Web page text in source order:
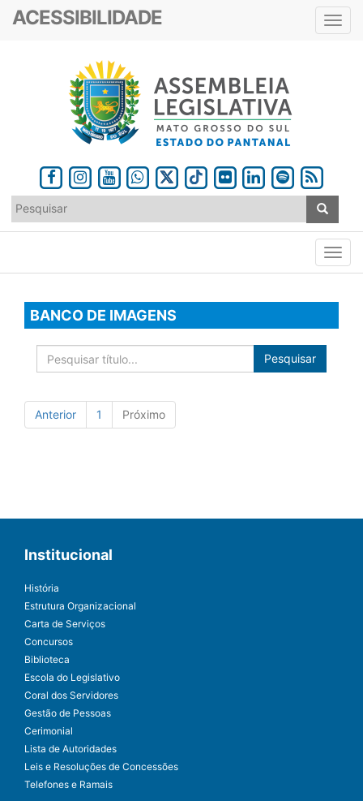
ACESSIBILIDADE
BANCO DE IMAGENS
Pesquisar
Anterior 1 Próximo
Institucional
História
Estrutura Organizacional
Carta de Serviços
Concursos
Biblioteca
Escola do Legislativo
Coral dos Servidores
Gestão de Pessoas
Cerimonial
Lista de Autoridades
Leis e Resoluções de Concessões
Telefones e Ramais